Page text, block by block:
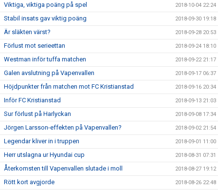
Viktiga, viktiga poäng på spel 2018-10-04 22:24
Stabil insats gav viktig poäng 2018-09-30 19:18
Är släkten värst? 2018-09-28 20:53
Förlust mot serieettan 2018-09-24 18:10
Westman inför tuffa matchen 2018-09-22 21:17
Galen avslutning på Vapenvallen 2018-09-17 06:37
Höjdpunkter från matchen mot FC Kristianstad 2018-09-16 20:34
Inför FC Kristianstad 2018-09-13 21:03
Sur förlust på Harlyckan 2018-09-08 17:34
Jörgen Larsson-effekten på Vapenvallen? 2018-09-02 21:54
Legendar kliver in i truppen 2018-09-01 11:00
Herr utslagna ur Hyundai cup 2018-08-31 07:31
Återkomsten till Vapenvallen slutade i moll 2018-08-27 19:12
Rött kort avgjorde 2018-08-26 22:48